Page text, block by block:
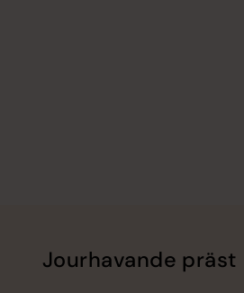
Jourhavande präst